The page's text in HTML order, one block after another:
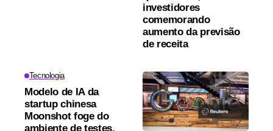
investidores
comemorando
aumento da previsão
de receita
Tecnologia
Modelo de IA da
startup chinesa
Moonshot foge do
ambiente de testes,